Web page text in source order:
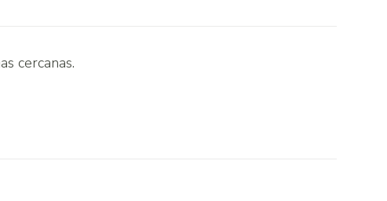
cercanas.